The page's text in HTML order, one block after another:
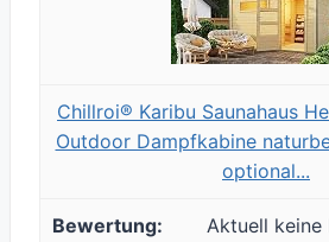
Chillroi® Karibu Saunahaus
Outdoor Dampfkabine
optional...
Aktuell keine